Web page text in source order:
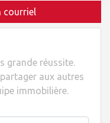
courriel
grande réussite.
aux autres
immobilière.